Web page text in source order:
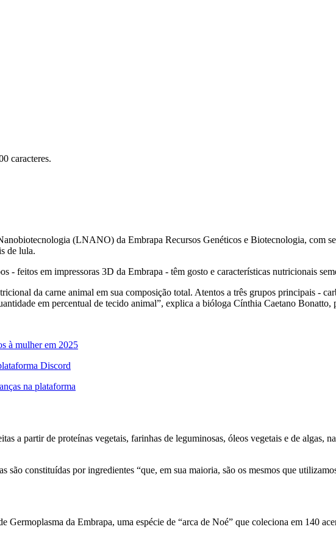
caracteres.
(LNANO) da Embrapa Recursos Genéticos e Biotecnologia, com
de lula.
- feitos em impressoras 3D da Embrapa - têm gosto e características nutricionais
da carne animal em sua composição total. Atentos a três grupos principais -
em percentual de tecido animal”, explica a bióloga Cínthia Caetano
à mulher em 2025
Discord
na plataforma
a partir de proteínas vegetais, farinhas de leguminosas, óleos vegetais e de algas,
constituídas por ingredientes “que, em sua maioria, são os mesmos que
Germoplasma da Embrapa, uma espécie de “arca de Noé” que coleciona em 140